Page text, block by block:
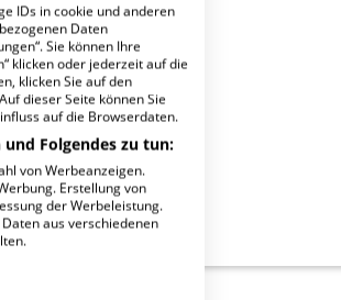
Rheinfelden?
IDs in cookie und anderen
Daten
Sie können Ihre
klicken oder jederzeit auf die
klicken Sie auf den
dieser Seite können Sie
auf die Browserdaten.
Folgendes zu tun:
von Werbeanzeigen.
Erstellung von
der Werbeleistung.
aus verschiedenen